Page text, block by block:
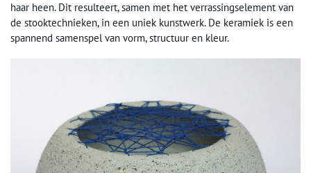
haar heen. Dit resulteert, samen met het verrassingselement van
de stooktechnieken, in een uniek kunstwerk. De keramiek is een
spannend samenspel van vorm, structuur en kleur.